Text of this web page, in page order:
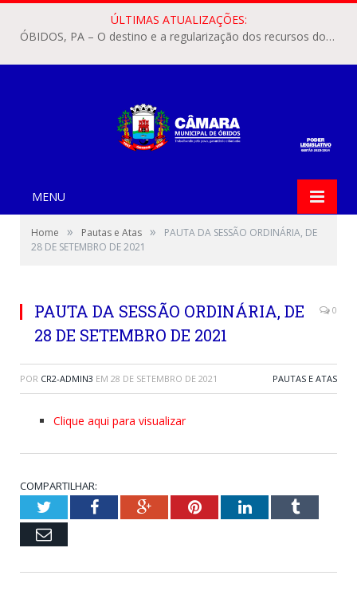
ÚLTIMAS ATUALIZAÇÕES:
ÓBIDOS, PA – O destino e a regularização dos recursos dos Precatórios do FUNDEF (Fundo de Manutenção e Desenvolvimento do Ensino Fundamental e de Valorização do Magistério) voltaram a pautar as discussões na Câmara Municipal de Óbidos.
MENU
Home » Pautas e Atas »
PAUTA DA SESSÃO ORDINÁRIA, DE
28 DE SETEMBRO DE 2021
PAUTA DA SESSÃO ORDINÁRIA, DE
28 DE SETEMBRO DE 2021
0
POR CR2-ADMIN3 EM 28 DE SETEMBRO DE 2021 PAUTAS E ATAS
Clique aqui para visualizar
COMPARTILHAR:
TwitterFacebookGoogle+PinterestLinkedInTumblr
Email